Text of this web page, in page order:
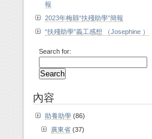
報
2023年梅縣“扶殘助學”簡報
“扶殘助學”義工感想 （Josephine ）
Search for:
內容
助養助學 (86)
廣東省 (37)